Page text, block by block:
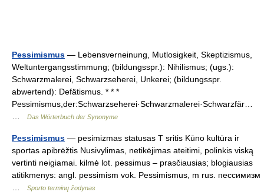
Pessimismus — Lebensverneinung, Mutlosigkeit, Skeptizismus,
Weltuntergangsstimmung; (bildungsspr.): Nihilismus; (ugs.):
Schwarzmalerei, Schwarzseherei, Unkerei; (bildungsspr.
abwertend): Defätismus. * * *
Pessimismus,der:Schwarzseherei·Schwarzmalerei·Schwarzfär…
Das Wörterbuch der Synonyme
Pessimismus — pesimizmas statusas T sritis Kūno kultūra ir
sportas apibrėžtis Nusivylimas, netikėjimas ateitimi, polinkis viską
vertinti neigiamai. kilmė lot. pessimus – prasčiausias; blogiausias
atitikmenys: angl. pessimism vok. Pessimismus, m rus. пессимизм
Sporto terminų žodynas